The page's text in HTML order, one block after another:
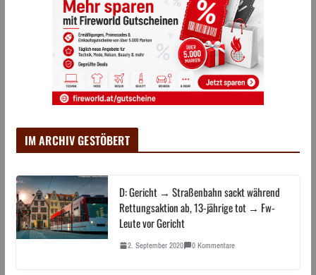
IM ARCHIV GESTÖBERT
D: Gericht → Straßenbahn sackt während
Rettungsaktion ab, 13-jährige tot → Fw-
Leute vor Gericht
2. September 2020 0 Kommentare